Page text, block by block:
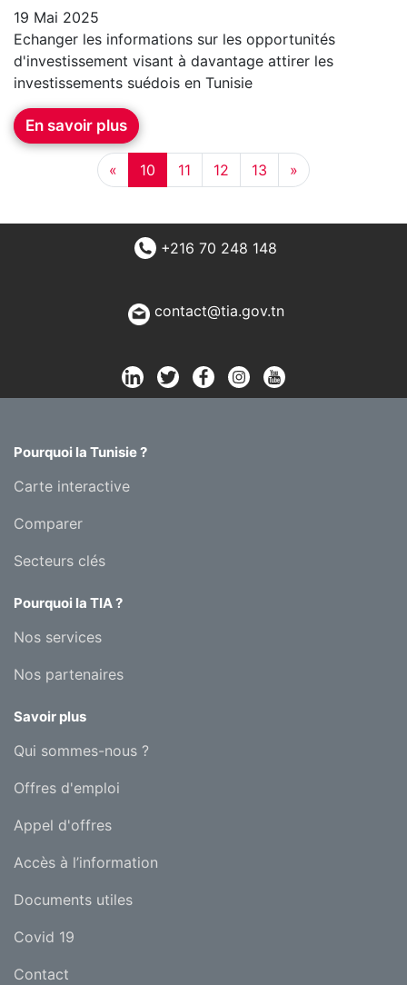
19 Mai 2025
Echanger les informations sur les opportunités
d'investissement visant à davantage attirer les
investissements suédois en Tunisie
En savoir plus
« 10 11 12 13 »
+216 70 248 148
contact@tia.gov.tn
Pourquoi la Tunisie ?
Carte interactive
Comparer
Secteurs clés
Pourquoi la TIA ?
Nos services
Nos partenaires
Savoir plus
Qui sommes-nous ?
Offres d'emploi
Appel d'offres
Accès à l’information
Documents utiles
Covid 19
Contact